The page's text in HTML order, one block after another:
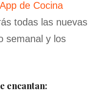
de Cocina
todas las nuevas
semanal y los
encantan: